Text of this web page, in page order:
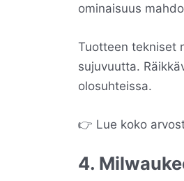
ominaisuus
Tuotteen tekniset
sujuvuutta.
olosuhteissa.
👉 Lue koko
4.